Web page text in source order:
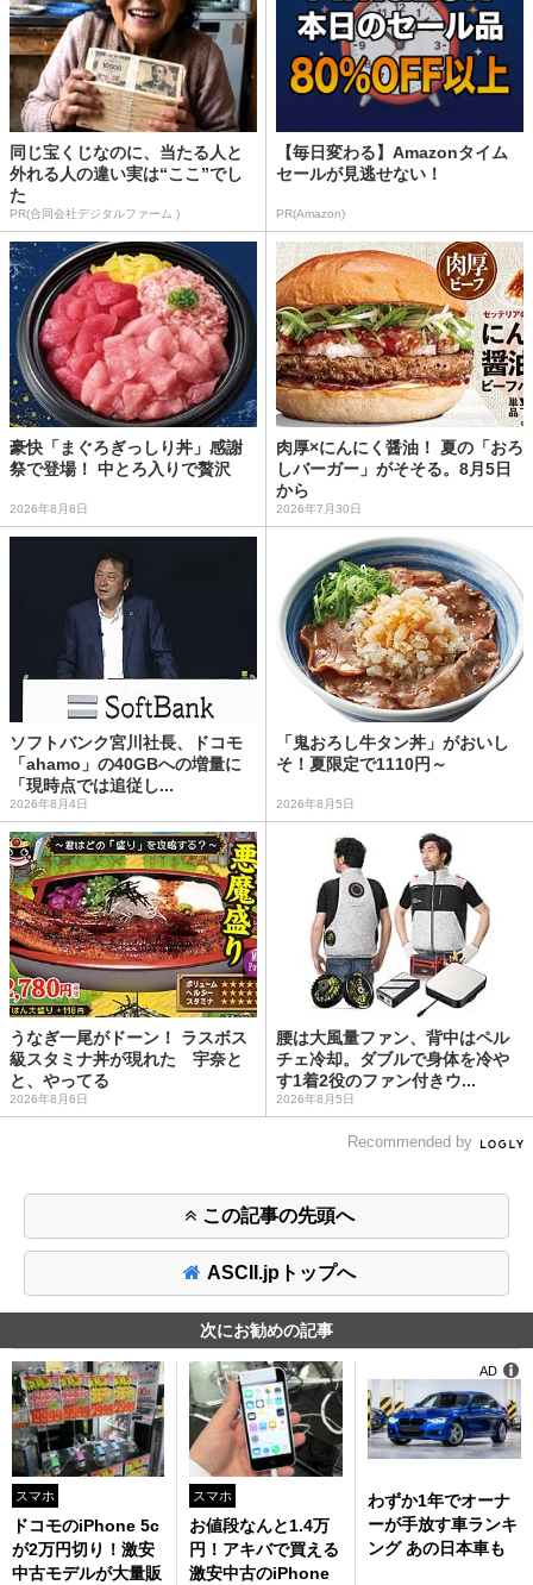
同じ宝くじなのに、当たる人と
外れる人の違い実は“ここ”でし
た
PR(合同会社デジタルファーム )
【毎日変わる】Amazonタイム
セールが見逃せない！
PR(Amazon)
豪快「まぐろぎっしり丼」感謝
祭で登場！ 中とろ入りで贅沢
2026年8月8日
肉厚×にんにく醤油！ 夏の「おろ
しバーガー」がそそる。8月5日
から
2026年7月30日
ソフトバンク宮川社長、ドコモ
「ahamo」の40GBへの増量に
「現時点では追従し...
2026年8月4日
「鬼おろし牛タン丼」がおいし
そ！夏限定で1110円～
2026年8月5日
うなぎ一尾がドーン！ ラスボス
級スタミナ丼が現れた 宇奈と
と、やってる
2026年8月6日
腰は大風量ファン、背中はペル
チェ冷却。ダブルで身体を冷や
す1着2役のファン付きウ...
2026年8月5日
Recommended by
この記事の先頭へ
ASCII.jpトップへ
次にお勧めの記事
スマホ
ドコモのiPhone 5c
が2万円切り！激安
中古モデルが大量販
スマホ
お値段なんと1.4万
円！アキバで買える
激安中古のiPhone
わずか1年でオーナ
ーが手放す車ランキ
ング あの日本車も
AD